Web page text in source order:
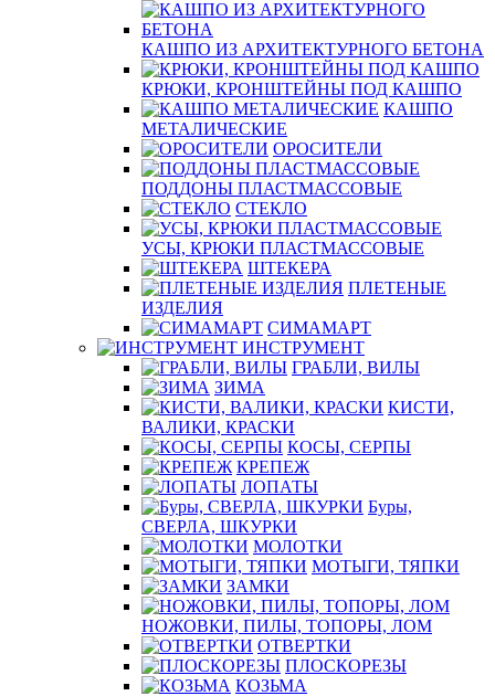
КАШПО ИЗ АРХИТЕКТУРНОГО БЕТОНА
КРЮКИ, КРОНШТЕЙНЫ ПОД КАШПО
КАШПО
МЕТАЛИЧЕСКИЕ
ОРОСИТЕЛИ
ПОДДОНЫ ПЛАСТМАССОВЫЕ
СТЕКЛО
УСЫ, КРЮКИ ПЛАСТМАССОВЫЕ
ШТЕКЕРА
ПЛЕТЕНЫЕ
ИЗДЕЛИЯ
СИМАМАРТ
ИНСТРУМЕНТ
ГРАБЛИ, ВИЛЫ
ЗИМА
КИСТИ,
ВАЛИКИ, КРАСКИ
КОСЫ, СЕРПЫ
КРЕПЕЖ
ЛОПАТЫ
Буры,
СВЕРЛА, ШКУРКИ
МОЛОТКИ
МОТЫГИ, ТЯПКИ
ЗАМКИ
НОЖОВКИ, ПИЛЫ, ТОПОРЫ, ЛОМ
ОТВЕРТКИ
ПЛОСКОРЕЗЫ
КОЗЬМА